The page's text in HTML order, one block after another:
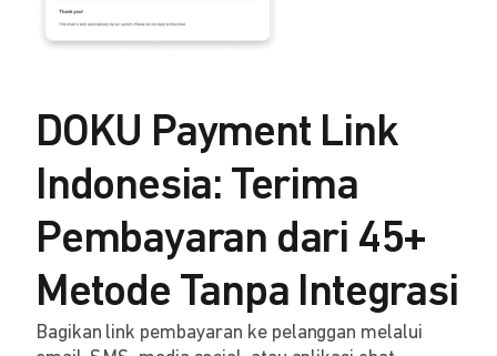
DOKU Payment Link
Indonesia: Terima
Pembayaran dari 45+
Metode Tanpa Integrasi
Bagikan link pembayaran ke pelanggan melalui